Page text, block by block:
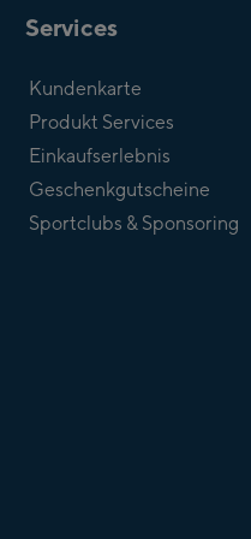
Services
Kundenkarte
Produkt Services
Einkaufserlebnis
Geschenkgutscheine
Sportclubs & Sponsoring